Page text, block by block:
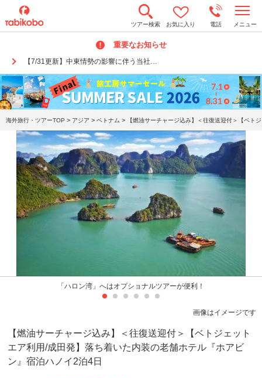
ツアー検索 お気に入り 電話 メニュー
重要なお知らせ
【7/31更新】中東情勢の影響に伴う当社…
o
n
a
v
i
g
a
t
i
o
n
海外旅行・ツアーTOP > アジア > ベトナム > 【燃油サーチャージ込み】＜往復送迎付＞【ベ
「ハロン湾」へはオプショナルツアーが便利！
画像はイメージです
【燃油サーチャージ込み】＜往復送迎付＞【ベトジェット
エア利用/成田発】落ち着いた内装の老舗ホテル『ホアビ
ン』宿泊ハノイ2泊4日